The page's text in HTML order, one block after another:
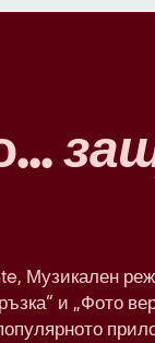
Музикален
и „Фото